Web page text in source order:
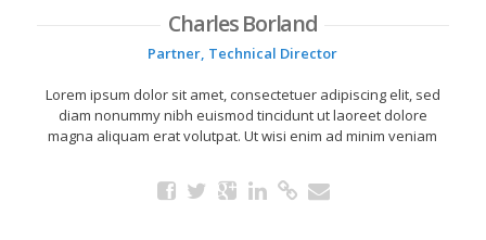
Charles Borland
Partner, Technical Director
Lorem ipsum dolor sit amet, consectetuer adipiscing elit, sed
diam nonummy nibh euismod tincidunt ut laoreet dolore
magna aliquam erat volutpat. Ut wisi enim ad minim veniam